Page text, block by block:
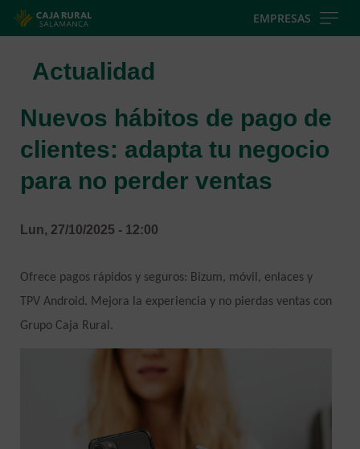
EMPRESAS
Actualidad
Nuevos hábitos de pago de
clientes: adapta tu negocio
para no perder ventas
Lun, 27/10/2025 - 12:00
Ofrece pagos rápidos y seguros: Bizum, móvil, enlaces y
TPV Android. Mejora la experiencia y no pierdas ventas con
Grupo Caja Rural.